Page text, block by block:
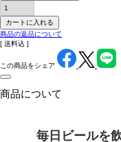
カートに入れる
商品の返品について
送料込
この商品をシェア
商品について
毎日ビールを